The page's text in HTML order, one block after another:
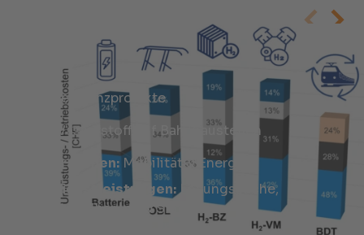
Referenzprojekte
Wasserstoff auf Bahnbaustellen
Branchen: Mobilität & Energie
Dienstleistungen:Lösungssuche,
Modellierung & Simulation,